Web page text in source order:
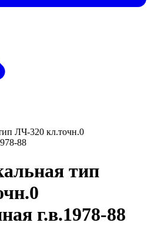
ЛЧ-320 кл.точн.0
88
тип
г.в.1978-88